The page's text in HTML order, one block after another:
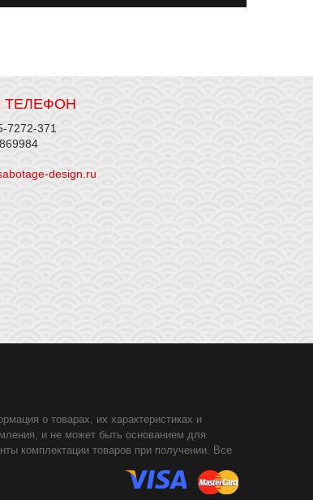
ТЕЛЕФОН
7272-371
design.ru
о товарах, их характеристиках и
и не может быть основанием для
комплектации товаров при получении. Все